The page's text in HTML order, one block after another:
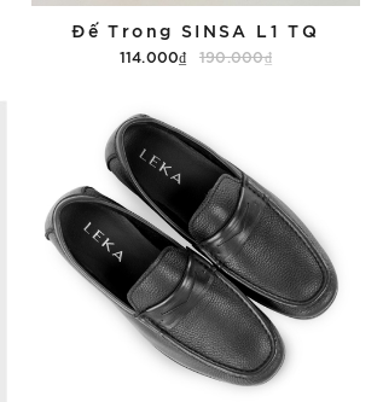
Đế Trong SINSA L1 TQ
114.000₫ 190.000₫